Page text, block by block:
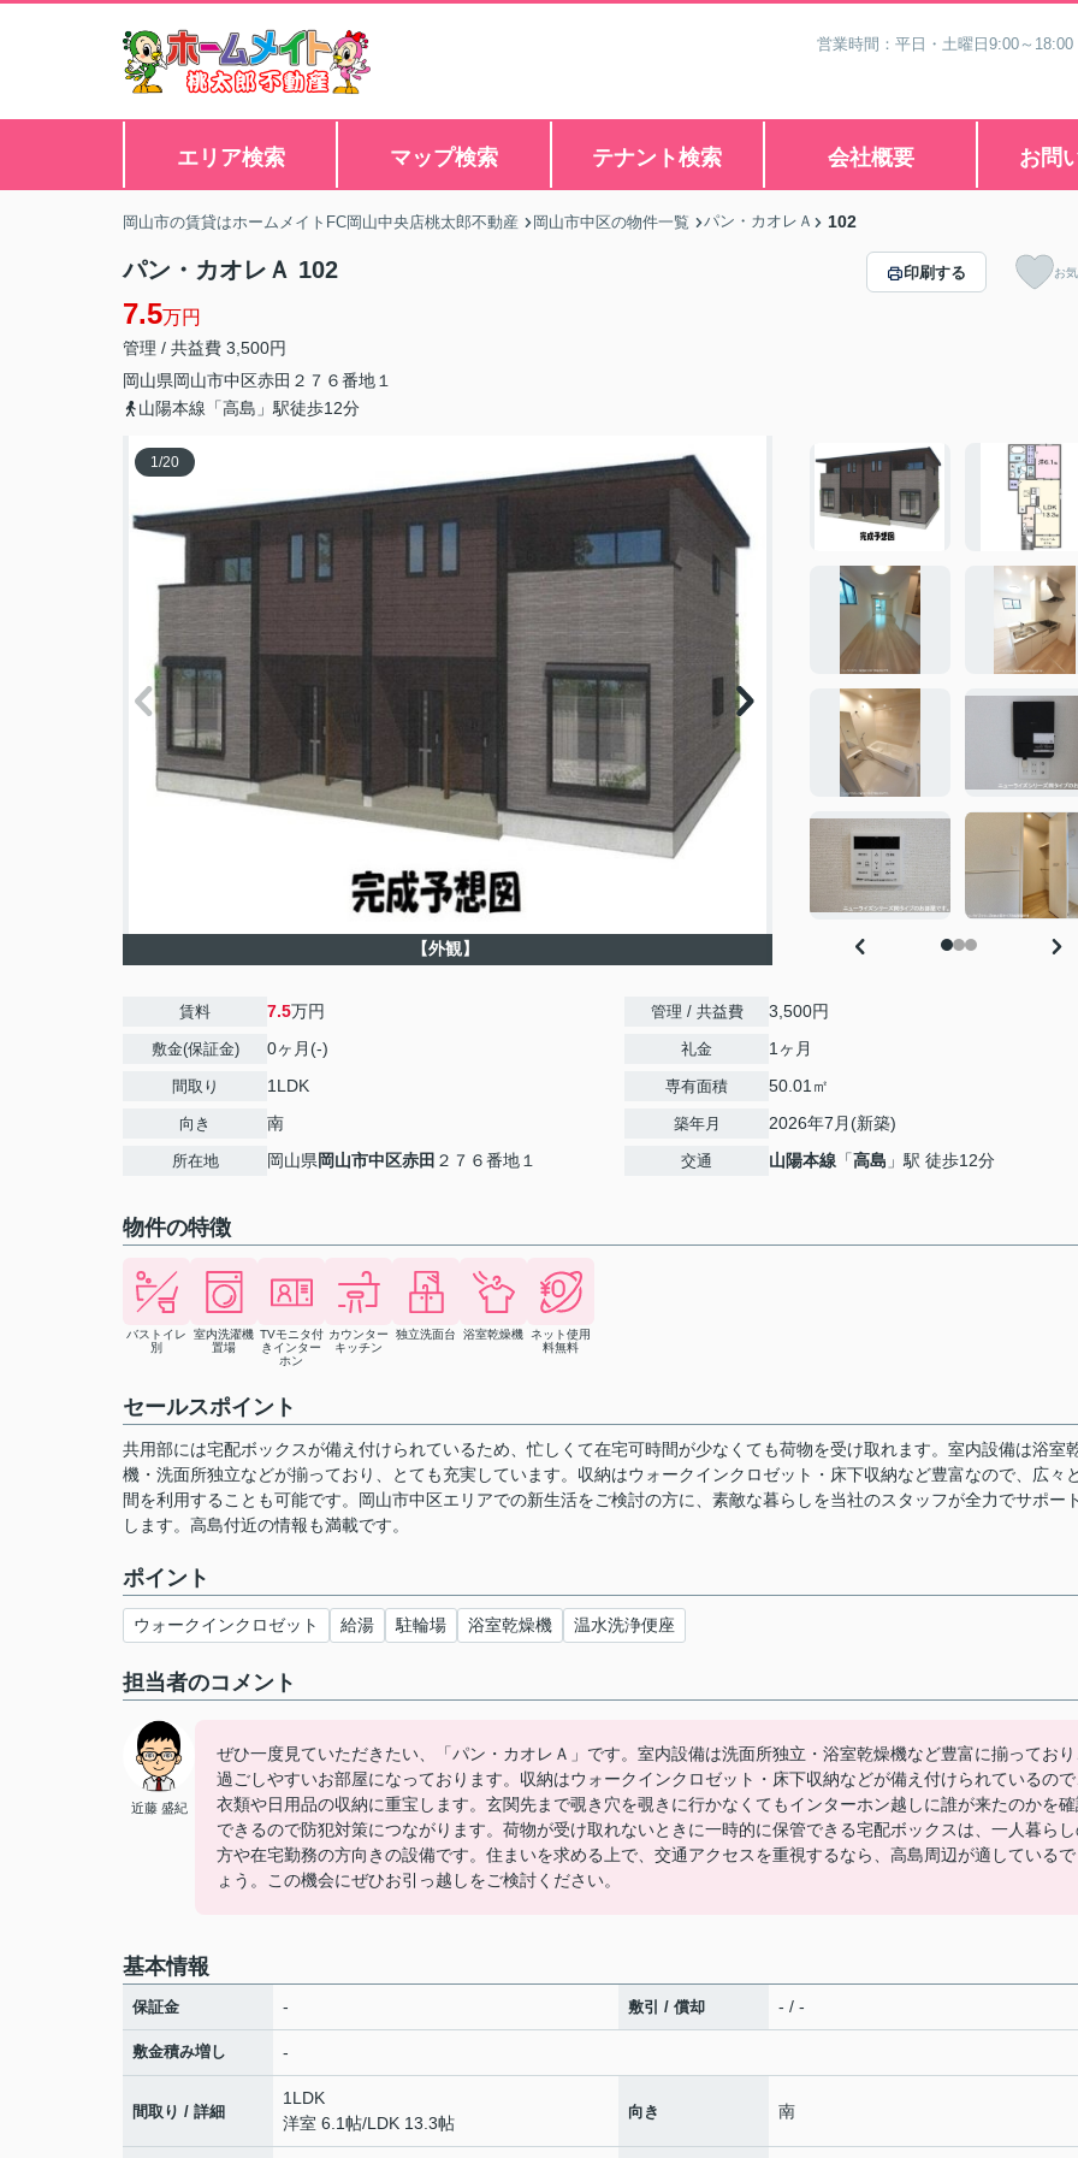
営業時間：平日・土曜日9:00～
エリア検索 マップ検索 テナント検索 会社概要 お問
岡山市の賃貸はホームメイトFC岡山中央店桃太郎不動産 岡山市中区の物件一覧 パン・カオレＡ 102
パン・カオレＡ 102
7.5万円
管理 / 共益費 3,500円
岡山県岡山市中区赤田 ２７６番地１
山陽本線「高島」駅徒歩12分
印刷する お
1/20
【外観】
賃料 7.5万円
敷金(保証金) 0ヶ月(-)
間取り 1LDK
向き 南
所在地 岡山県岡山市中区赤田 ２７６番地１
管理 / 共益費 3,500円
礼金 1ヶ月
専有面積 50.01㎡
築年月 2026年7月(新築)
交通 山陽本線 「高島 」駅 徒歩12分
物件の特徴
バストイレ
別
室内洗濯機
置場
TVモニタ付
きインター
ホン
カウンター
キッチン
独立洗面台 浴室乾燥機 ネット使用
料無料
セールスポイント
共用部には宅配ボックスが備え付けられているため、忙しくて在宅可時間が少なくても荷物を受け取れます。室内設備は浴室
機・洗面所独立などが揃っており、とても充実しています。収納はウォークインクロゼット・床下収納など豊富なので、広々
間を利用することも可能です。岡山市中区エリアでの新生活をご検討の方に、素敵な暮らしを当社のスタッフが全力でサポー
します。高島付近の情報も満載です。
ポイント
ウォークインクロゼット 給湯 駐輪場 浴室乾燥機 温水洗浄便座
担当者のコメント
近藤 盛紀
ぜひ一度見ていただきたい、「パン・カオレＡ」です。室内設備は洗面所独立・浴室乾燥機など豊富に揃ってお
過ごしやすいお部屋になっております。収納はウォークインクロゼット・床下収納などが備え付けられているの
衣類や日用品の収納に重宝します。玄関先まで覗き穴を覗きに行かなくてもインターホン越しに誰が来たのかを
できるので防犯対策につながります。荷物が受け取れないときに一時的に保管できる宅配ボックスは、一人暮ら
方や在宅勤務の方向きの設備です。住まいを求める上で、交通アクセスを重視するなら、高島周辺が適している
ょう。この機会にぜひお引っ越しをご検討ください。
基本情報
保証金 - 敷引 / 償却 - / -
敷金積み増し -
間取り / 詳細
1LDK
洋室 6.1帖/LDK 13.3帖
向き 南